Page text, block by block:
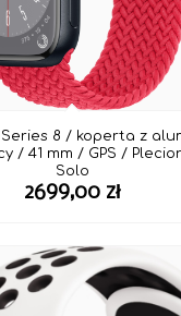
8 / koperta z
/ 41 mm / GPS /
Solo
2699,00 zł